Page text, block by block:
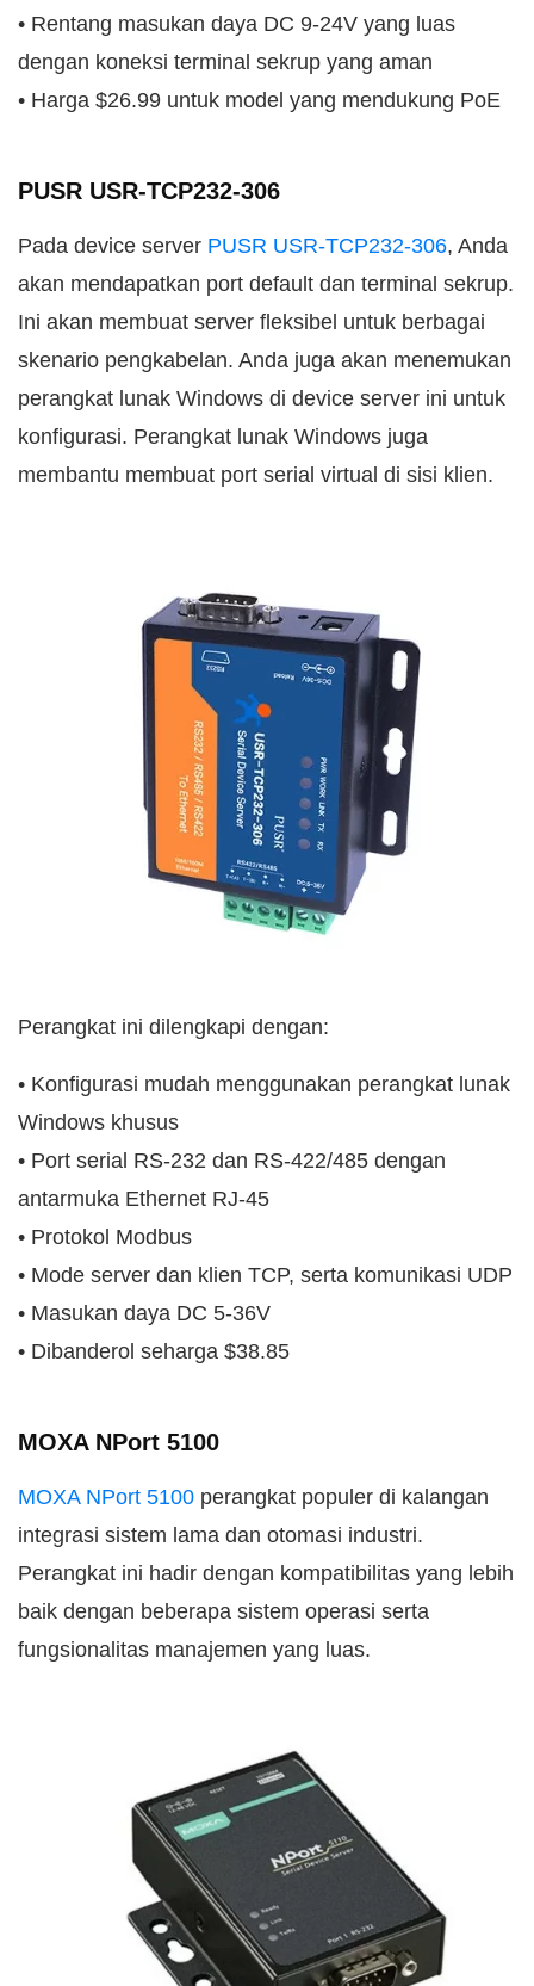
• Rentang masukan daya DC 9-24V yang luas
dengan koneksi terminal sekrup yang aman
• Harga $26.99 untuk model yang mendukung PoE
PUSR USR-TCP232-306
Pada device server PUSR USR-TCP232-306, Anda
akan mendapatkan port default dan terminal sekrup.
Ini akan membuat server fleksibel untuk berbagai
skenario pengkabelan. Anda juga akan menemukan
perangkat lunak Windows di device server ini untuk
konfigurasi. Perangkat lunak Windows juga
membantu membuat port serial virtual di sisi klien.
Perangkat ini dilengkapi dengan:
• Konfigurasi mudah menggunakan perangkat lunak
Windows khusus
• Port serial RS-232 dan RS-422/485 dengan
antarmuka Ethernet RJ-45
• Protokol Modbus
• Mode server dan klien TCP, serta komunikasi UDP
• Masukan daya DC 5-36V
• Dibanderol seharga $38.85
MOXA NPort 5100
MOXA NPort 5100 perangkat populer di kalangan
integrasi sistem lama dan otomasi industri.
Perangkat ini hadir dengan kompatibilitas yang lebih
baik dengan beberapa sistem operasi serta
fungsionalitas manajemen yang luas.